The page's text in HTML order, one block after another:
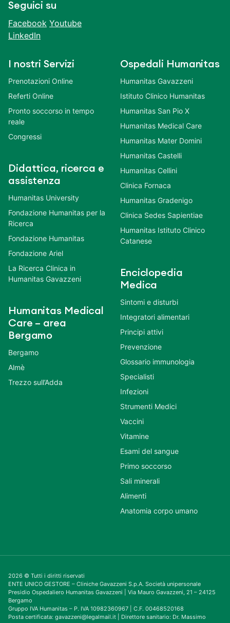
Seguici su
Facebook Youtube
LinkedIn
I nostri Servizi
Prenotazioni Online
Referti Online
Pronto soccorso in tempo
reale
Congressi
Didattica, ricerca e
assistenza
Humanitas University
Fondazione Humanitas per la
Ricerca
Fondazione Humanitas
Fondazione Ariel
La Ricerca Clinica in
Humanitas Gavazzeni
Humanitas Medical
Care – area
Bergamo
Bergamo
Almè
Trezzo sull’Adda
Ospedali Humanitas
Humanitas Gavazzeni
Istituto Clinico Humanitas
Humanitas San Pio X
Humanitas Medical Care
Humanitas Mater Domini
Humanitas Castelli
Humanitas Cellini
Clinica Fornaca
Humanitas Gradenigo
Clinica Sedes Sapientiae
Humanitas Istituto Clinico
Catanese
Enciclopedia
Medica
Sintomi e disturbi
Integratori alimentari
Principi attivi
Prevenzione
Glossario immunologia
Specialisti
Infezioni
Strumenti Medici
Vaccini
Vitamine
Esami del sangue
Primo soccorso
Sali minerali
Alimenti
Anatomia corpo umano
2026 © Tutti i diritti riservati
ENTE UNICO GESTORE – Cliniche Gavazzeni S.p.A. Società unipersonale
Presidio Ospedaliero Humanitas Gavazzeni | Via Mauro Gavazzeni, 21 – 24125
Bergamo
Gruppo IVA Humanitas – P. IVA 10982360967 | C.F. 00468520168
Posta certificata: gavazzeni@legalmail.it | Direttore sanitario: Dr. Massimo